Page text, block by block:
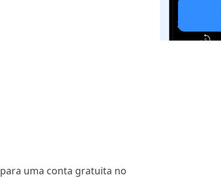
para uma conta gratuita no